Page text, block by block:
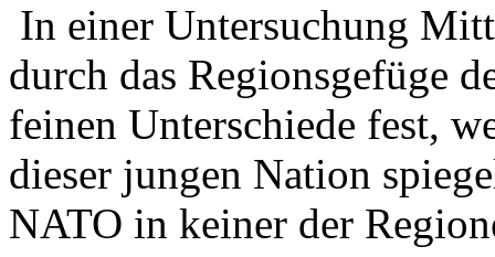
In einer Untersuchung
durch das Regionsgefüge
feinen Unterschiede fest,
dieser jungen Nation
NATO in keiner der